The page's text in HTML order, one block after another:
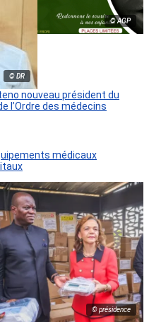
© AGP
© DR
nouveau président du
l’Ordre des médecins
médicaux
© présidence